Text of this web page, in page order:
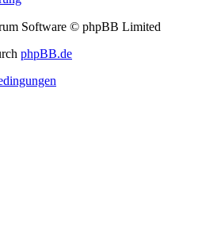
Software © phpBB Limited
phpBB.de